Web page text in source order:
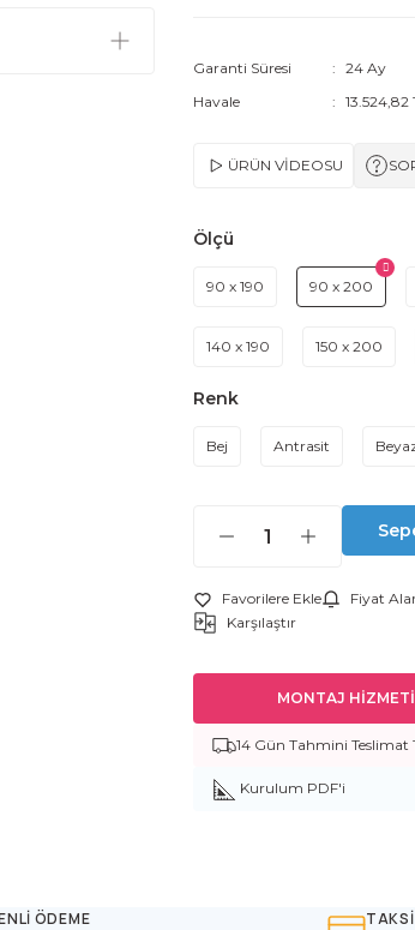
Garanti Süresi
24 Ay
Havale
ÜRÜN VİDEOSU
Ölçü
90 x 190 90 x 200
140 x 190 150 x 200
Renk
Bej Antrasit
Fiyat
Karşılaştır
MONTAJ
14 Gün Tahmini Teslimat
Kurulum PDF'i
ÖDEME